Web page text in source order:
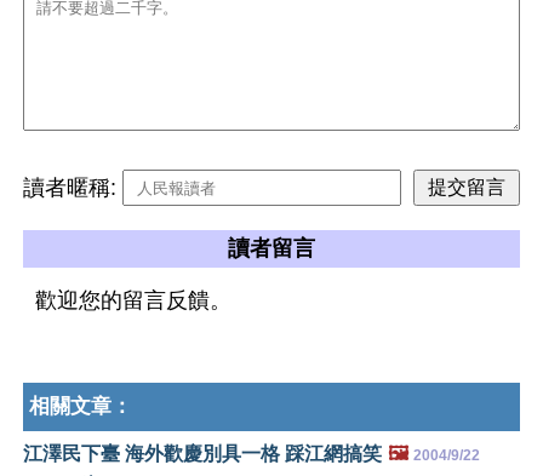
讀者暱稱:
讀者留言
歡迎您的留言反饋。
相關文章：
江澤民下臺 海外歡慶別具一格 踩江網搞笑 🖼️ 2004/9/22